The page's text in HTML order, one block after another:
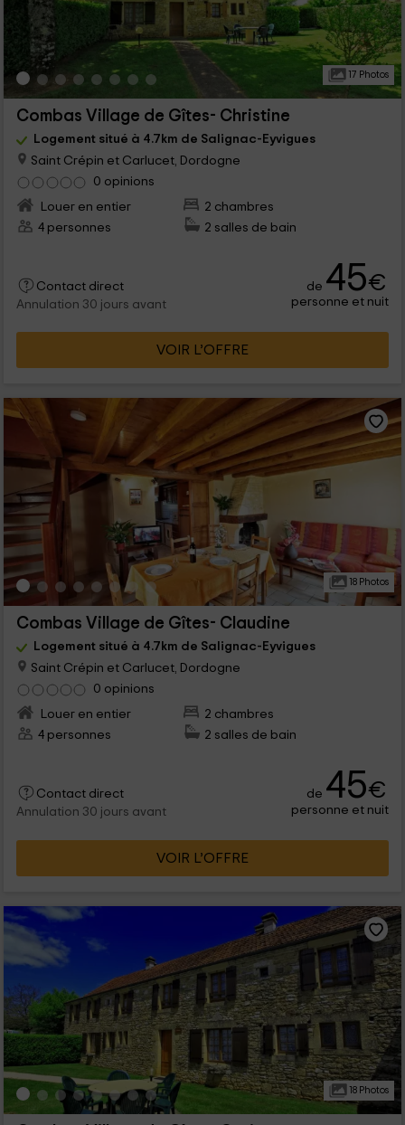
17 Photos
Combas Village de Gîtes- Christine
Logement situé à 4.7km de Salignac-Eyvigues
Saint Crépin et Carlucet, Dordogne
0 opinions
Louer en entier
2 chambres
4 personnes
2 salles de bain
Contact direct
Annulation 30 jours avant
de 45€
personne et nuit
VOIR L’OFFRE
18 Photos
Combas Village de Gîtes- Claudine
Logement situé à 4.7km de Salignac-Eyvigues
Saint Crépin et Carlucet, Dordogne
0 opinions
Louer en entier
2 chambres
4 personnes
2 salles de bain
Contact direct
Annulation 30 jours avant
de 45€
personne et nuit
VOIR L’OFFRE
18 Photos